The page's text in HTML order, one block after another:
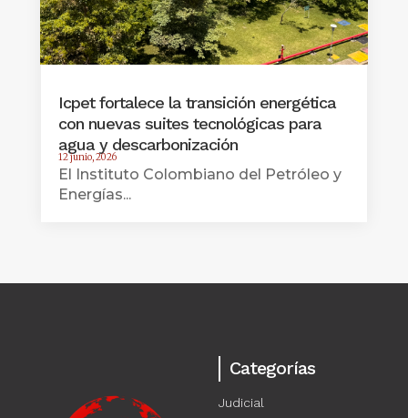
Icpet fortalece la transición energética
con nuevas suites tecnológicas para
agua y descarbonización
12 junio, 2026
El Instituto Colombiano del Petróleo y
Energías...
Categorías
Judicial